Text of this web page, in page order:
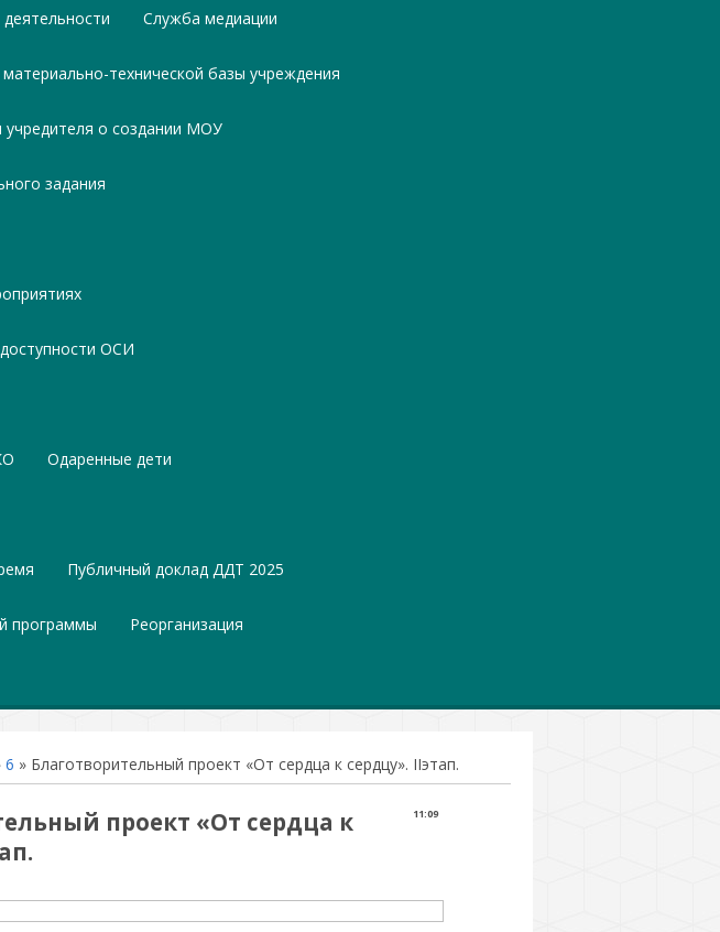
Служба медиации
материально-технической базы учреждения
учредителя о создании МОУ
задания
ОСИ
Одаренные дети
Публичный доклад ДДТ 2025
программы Реорганизация
6 » Благотворительный проект «От сердца к сердцу». IIэтап.
11:09
проект «От сердца к